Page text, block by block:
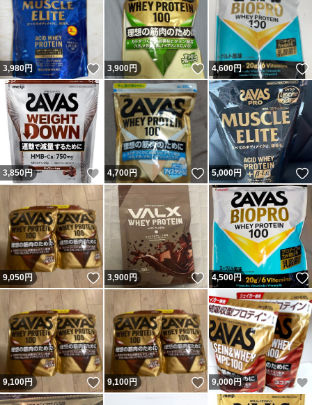
3,980円 いいね！
3,900円 いいね！
4,600円
3,850円 いいね！
4,700円 いいね！
5,000円
9,050円 いいね！
3,900円 いいね！
4,500円
9,100円 いいね！
9,100円 いいね！
9,000円